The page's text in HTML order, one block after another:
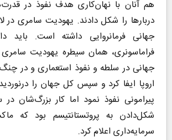
هم آنان با نهان‌کاری هدف نفوذ در
دربارها را شکل دادند. یهودیت سامری در
جهانی فرمانروایی داشته است. باید
فراماسونری، همان سیطره یهودیت
جهانی در سلطه و نفوذ استعماری و در
اروپا ایفا کرد و سپس کل جهان را
پیرامونی نفوذ نمود اما کار بزرگ‌شان در
شکل‌دادن به پروتستانتیسم بود که
سرمایه‌داری اعلام کرد.